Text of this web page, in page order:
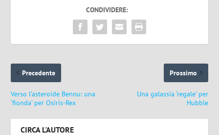
CONDIVIDERE:
Precedente
Verso l’asteroide Bennu: una
‘fionda’ per Osiris-Rex
Prossimo
Una galassia ‘regale’ per
Hubble
CIRCA L'AUTORE